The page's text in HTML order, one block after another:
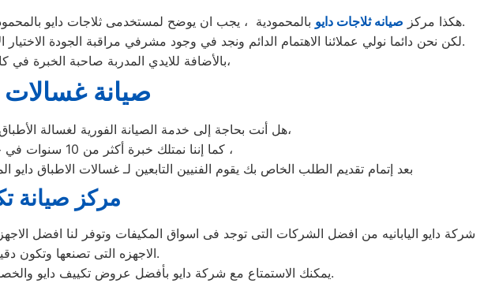
هكذا مركز صيانه ثلاجات دايو
بالمحمودية ، يجب ان يوضح لمستخدمى ثلاجات دايو بالمحمودية ان كلنا يعلم مدى اهمية الثلاجة بالمنزل ونحن لا ندخر جهدا كي نلبي جميع طلبات الصيانه لثلاجات دايو.
لكن نحن دائما نولي عملائنا الاهتمام الدائم ونجد في وجود مشرفي مراقبة الجودة الاختيار الامثل لخروج اجهزة الثلاجات سواء من مركز الصيانه لثلاجات دايو المعتمد بالمحمودية او من منزل العميل.
بالأضافة للايدي المدربة صاحبة الخبرة في كافة اعطال ثلاجات دايو بجميع موديلاتها القديم منها والحديث،
صيانة غسالات
هل أنت بحاجة إلى خدمة الصيانة الفورية لغسالة الأطباق دايو المحمودية لديك؟ نحن نمنحك خدمة الصيانة الفورية التي ترغب بها،
كما إننا نمتلك خبرة أكثر من 10 سنوات في خدمات إصلاحات كافة أنواع غسالات الأطباق دايو المحمودية ،
بعد إتمام تقديم الطلب الخاص بك يقوم الفنيين التابعين لـ غسالات الاطباق
مركز صيانة
الاجهزه التى تصنعها وتكون دقيقه ومتميزه لكى حتى تظل رقم 1 في السوق.
يمكنك الاستمتاع مع شركة دايو بأفضل عروض تكييف دايو والخصومات الدائمة على كافة الموديلات من تكييف 1.5 حصان و2.25حصان و3حصان.